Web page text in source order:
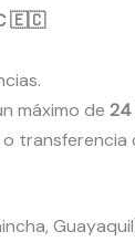
🇪🇨
máximo de 24
o